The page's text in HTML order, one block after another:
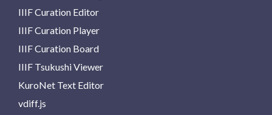
IIIF Curation Editor
IIIF Curation Player
IIIF Curation Board
IIIF Tsukushi Viewer
KuroNet Text Editor
vdiff.js